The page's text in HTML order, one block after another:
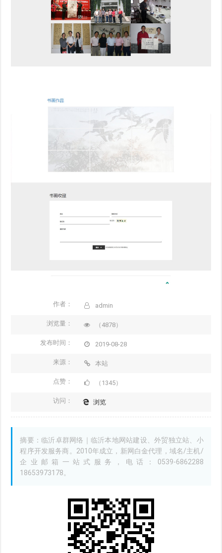
作者： admin
浏览量： （4878）
发布时间： 2019-08-28
来源： 本站
点赞： （1345）
访问： 浏览
摘要：临沂卓群网络｜临沂本地网站建设、外贸独立站、小
程序开发服务商。2010年成立，新网白金代理，域名/主机/
企业邮箱一站式服务，电话：0539-6862288
18653973178。